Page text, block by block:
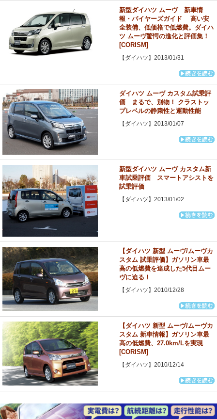
新型ダイハツ ムーヴ 新車情
報・バイヤーズガイド 高い安
全装備、低価格で低燃費。ダイハ
ツ ムーヴ驚愕の進化と評価集！
[CORISM]
【ダイハツ】2013/01/31
ダイハツ ムーヴ カスタム試乗評
価 まるで、別物！ クラストッ
プレベルの静粛性と運動性能
【ダイハツ】2013/01/07
新型ダイハツ ムーヴ カスタム新
車試乗評価 スマートアシストを
試乗評価
【ダイハツ】2013/01/02
【ダイハツ 新型 ムーヴ/ムーヴカ
スタム 試乗評価】ガソリン車最
高の低燃費を達成した5代目ムー
ヴに迫る！
【ダイハツ】2010/12/28
【ダイハツ 新型 ムーヴ/ムーヴカ
スタム 新車情報】ガソリン車最
高の低燃費、27.0km/Lを実現
[CORISM]
【ダイハツ】2010/12/14